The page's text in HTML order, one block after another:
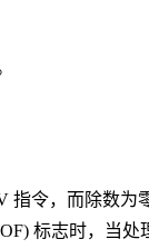
指令，而除数为
标志时，当处